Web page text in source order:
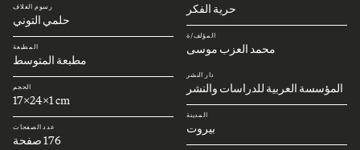
حرية الفكر
المؤلف/ة
محمد العزب موسى
دار النشر
المؤسسة العربية للدراسات والنشر
المدينة
بيروت
رسوم الغلاف
حلمي التوني
المطبعة
مطبعة المتوسط
الحجم
17x24x1 cm
عدد الصفحات
176 صفحة